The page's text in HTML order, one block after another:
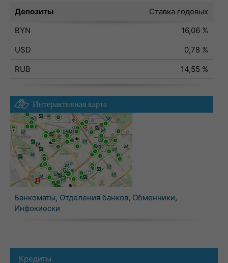
Депозиты
Ставка годовых
BYN
16,06 %
USD
0,78 %
RUB
14,55 %
Интерактивная карта
Банкоматы, Отделения банков, Обменники,
Инфокиоски
Кредиты